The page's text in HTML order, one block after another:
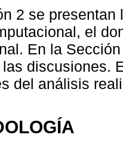
2 se
el
En la
discusiones.
del análisis